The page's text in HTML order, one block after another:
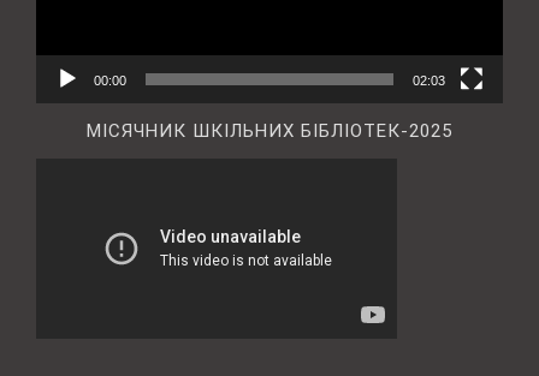
00:00 02:03
МІСЯЧНИК ШКІЛЬНИХ БІБЛІОТЕК-2025